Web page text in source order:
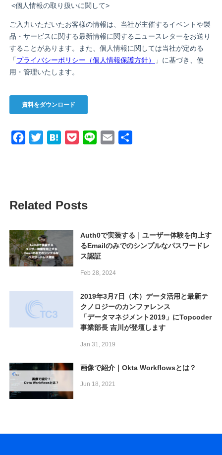
Facebook
Twitter HatenaPocketLine Email
Related Posts
Auth0️で実装する｜ユーザー体験を向上す
るEmailのみでのシンプルなパスワードレ
ス認証
Feb 28, 2024
2019年3月7日（木）データ活用と最新テ
クノロジーのカンファレンス
「データマネジメント2019」にTopcoder
事業部長 吉川が登壇します
Jan 31, 2019
画像で紹介｜Okta Workflowsとは？
Jun 18, 2021